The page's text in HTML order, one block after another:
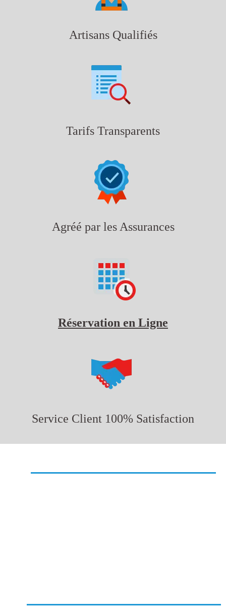
Artisans Qualifiés
Tarifs Transparents
Agréé par les Assurances
Réservation en Ligne
Service Client 100% Satisfaction